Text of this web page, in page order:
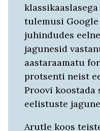
tulemusi
juhindudes
jagunesid
aastaraamatu
protsenti neist
Proovi koostada
eelistuste
Arutle koos